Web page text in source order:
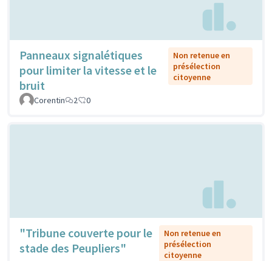
Panneaux signalétiques
pour limiter la vitesse et le
bruit
Non retenue en
présélection
citoyenne
Corentin 2 0
"Tribune couverte pour le
stade des Peupliers"
Non retenue en
présélection
citoyenne